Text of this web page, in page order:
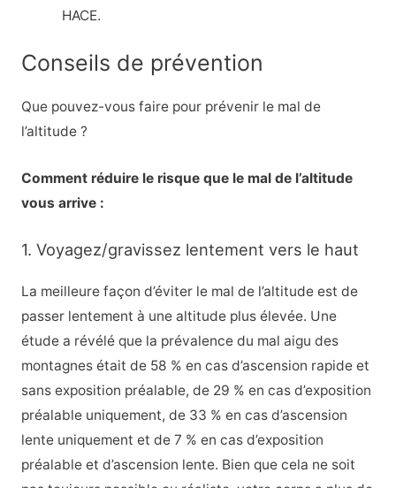
HACE.
Conseils de prévention
Que pouvez-vous faire pour prévenir le mal de
l’altitude ?
Comment réduire le risque que le mal de l’altitude
vous arrive :
1. Voyagez/gravissez lentement vers le haut
La meilleure façon d’éviter le mal de l’altitude est de
passer lentement à une altitude plus élevée. Une
étude a révélé que la prévalence du mal aigu des
montagnes était de 58 % en cas d’ascension rapide et
sans exposition préalable, de 29 % en cas d’exposition
préalable uniquement, de 33 % en cas d’ascension
lente uniquement et de 7 % en cas d’exposition
préalable et d’ascension lente. Bien que cela ne soit